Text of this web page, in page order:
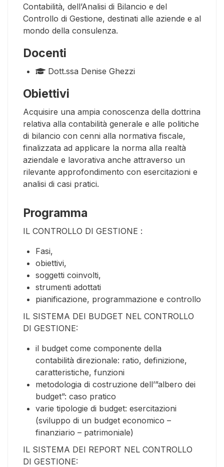
Contabilità, dell’Analisi di Bilancio e del
Controllo di Gestione, destinati alle aziende e al
mondo della consulenza.
Docenti
Dott.ssa Denise Ghezzi
Obiettivi
Acquisire una ampia conoscenza della dottrina
relativa alla contabilità generale e alle politiche
di bilancio con cenni alla normativa fiscale,
finalizzata ad applicare la norma alla realtà
aziendale e lavorativa anche attraverso un
rilevante approfondimento con esercitazioni e
analisi di casi pratici.
Programma
IL CONTROLLO DI GESTIONE :
Fasi,
obiettivi,
soggetti coinvolti,
strumenti adottati
pianificazione, programmazione e controllo
IL SISTEMA DEI BUDGET NEL CONTROLLO
DI GESTIONE:
il budget come componente della
contabilità direzionale: ratio, definizione,
caratteristiche, funzioni
metodologia di costruzione dell’”albero dei
budget”: caso pratico
varie tipologie di budget: esercitazioni
(sviluppo di un budget economico –
finanziario – patrimoniale)
IL SISTEMA DEI REPORT NEL CONTROLLO
DI GESTIONE: